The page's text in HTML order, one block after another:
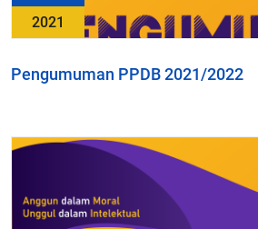
2021
Pengumuman PPDB 2021/2022